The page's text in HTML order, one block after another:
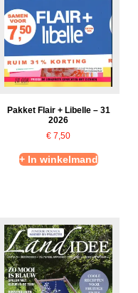
Pakket Flair + Libelle – 31
2026
€ 7,50
+ In winkelmand